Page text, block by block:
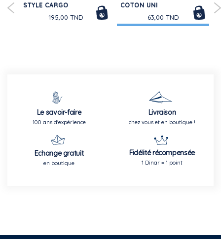
STYLE CARGO
195,00 TND
COTON UNI
63,00 TND
Le savoir-faire
100 ans d'expérience
Livraison
chez vous et en boutique !
Echange gratuit
en boutique
Fidélité récompensée
1 Dinar = 1 point